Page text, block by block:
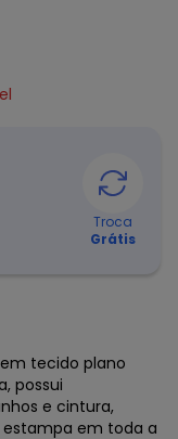
Troca
Grátis
tecido plano
possui
e cintura,
em toda a